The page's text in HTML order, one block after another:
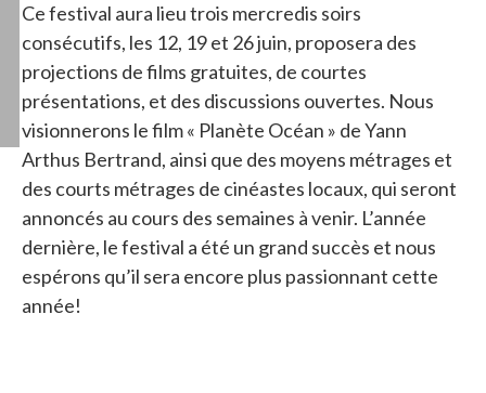
Ce festival aura lieu trois mercredis soirs
consécutifs, les 12, 19 et 26 juin, proposera des
projections de films gratuites, de courtes
présentations, et des discussions ouvertes. Nous
visionnerons le film « Planète Océan » de Yann
Arthus Bertrand, ainsi que des moyens métrages et
des courts métrages de cinéastes locaux, qui seront
annoncés au cours des semaines à venir. L’année
dernière, le festival a été un grand succès et nous
espérons qu’il sera encore plus passionnant cette
année!